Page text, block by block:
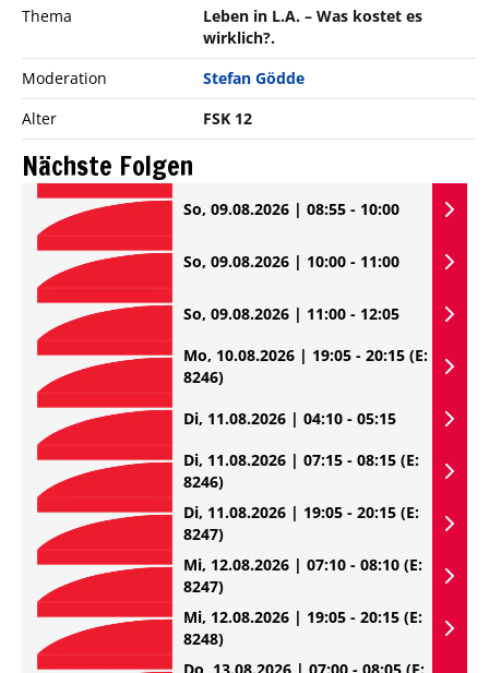
Thema
Leben in L.A. – Was kostet es
wirklich?.
Moderation
Stefan Gödde
Alter
FSK 12
Nächste Folgen
So, 09.08.2026 | 08:55 - 10:00
So, 09.08.2026 | 10:00 - 11:00
So, 09.08.2026 | 11:00 - 12:05
Mo, 10.08.2026 | 19:05 - 20:15 (E:
8246)
Di, 11.08.2026 | 04:10 - 05:15
Di, 11.08.2026 | 07:15 - 08:15 (E:
8246)
Di, 11.08.2026 | 19:05 - 20:15 (E:
8247)
Mi, 12.08.2026 | 07:10 - 08:10 (E:
8247)
Mi, 12.08.2026 | 19:05 - 20:15 (E:
8248)